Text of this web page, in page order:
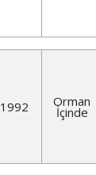
1992 Orman
İçinde